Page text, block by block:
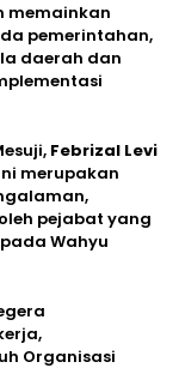
memainkan
pemerintahan,
daerah dan
Febrizal Levi
merupakan
pejabat yang
Wahyu
Organisasi